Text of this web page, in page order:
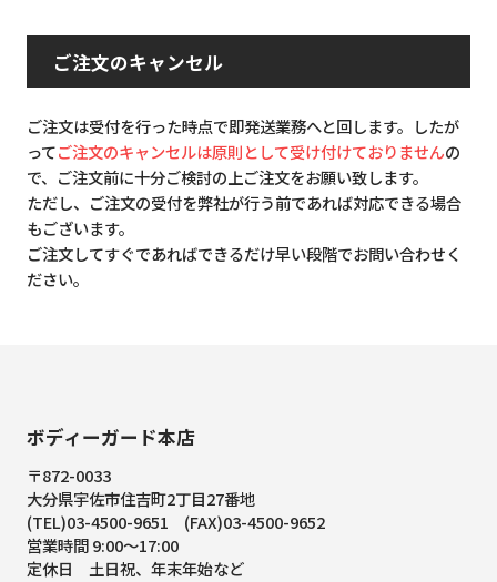
ご注文のキャンセル
ご注文は受付を行った時点で即発送業務へと回します。したが
ってご注文のキャンセルは原則として受け付けておりませんの
で、ご注文前に十分ご検討の上ご注文をお願い致します。
ただし、ご注文の受付を弊社が行う前であれば対応できる場合
もございます。
ご注文してすぐであればできるだけ早い段階でお問い合わせく
ださい。
ボディーガード本店
〒872-0033
大分県宇佐市住吉町2丁目27番地
(TEL)03-4500-9651 (FAX)03-4500-9652
営業時間 9:00～17:00
定休日 土日祝、年末年始など